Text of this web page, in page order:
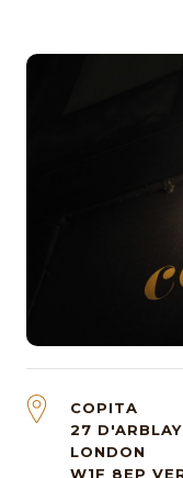
COPITA
27
LONDON
W1F 8EP